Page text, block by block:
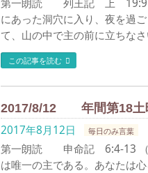
第一朗読 列王記 上 19:9ａ
にあった洞穴に入り、夜を過
て、山の中で主の前に立ちな
この記事を読む
2017/8/12 年間第18土
2017年8月12日 毎日のみ言葉
第一朗読 申命記 6:4-13 （モ
は唯一の主である。あなたは